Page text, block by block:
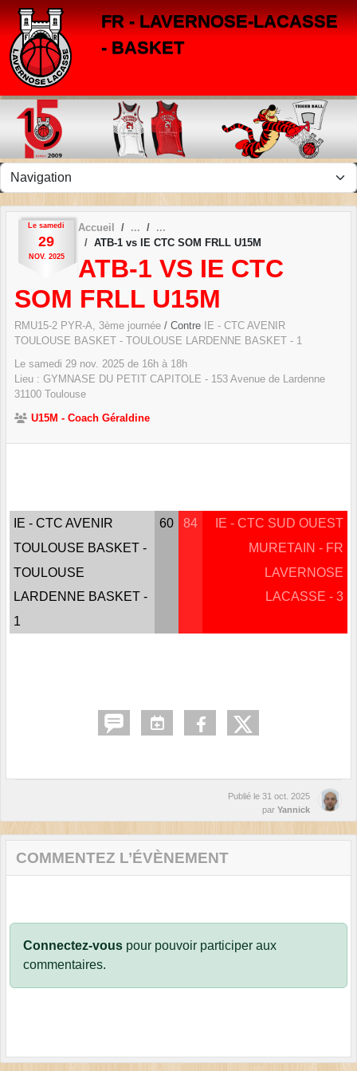
FR - LAVERNOSE-LACASSE
- BASKET
Le samedi
29
NOV. 2025
Accueil
ATB-1 vs IE CTC SOM FRLL U15M
ATB-1 VS IE CTC
SOM FRLL U15M
RMU15-2 PYR-A, 3ème journée / Contre
IE - CTC AVENIR
TOULOUSE BASKET - TOULOUSE LARDENNE BASKET - 1
Le samedi 29 nov. 2025 de 16h à 18h
Lieu : GYMNASE DU PETIT CAPITOLE - 153 Avenue de Lardenne
31100 Toulouse
U15M - Coach Géraldine
IE - CTC AVENIR
TOULOUSE BASKET -
TOULOUSE
LARDENNE BASKET -
1
60 84
IE - CTC SUD OUEST
MURETAIN - FR
LAVERNOSE
LACASSE - 3
Publié le 31 oct. 2025
par Yannick
COMMENTEZ L’ÉVÈNEMENT
Connectez-vous pour pouvoir participer aux
commentaires.
Panneau de gestion des cookies